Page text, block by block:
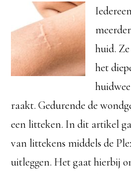
huid.
het
raakt. Gedurende de
een litteken. In dit artikel
van littekens middels de
uitleggen. Het gaat hierbij